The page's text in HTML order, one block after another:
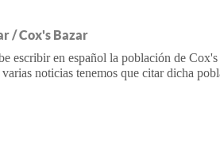
/ Cox's Bazar
escribir en español la población de
noticias tenemos que citar dicha